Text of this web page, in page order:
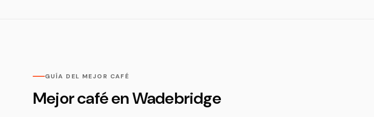
GUÍA DEL MEJOR CAFÉ
Mejor café en Wadebridge